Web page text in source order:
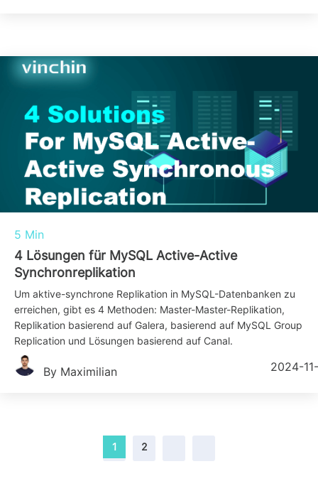
5 Min
4 Lösungen für MySQL Active-Active
Synchronreplikation
Um aktive-synchrone Replikation in MySQL-Datenbanken zu
erreichen, gibt es 4 Methoden: Master-Master-Replikation,
Replikation basierend auf Galera, basierend auf MySQL Group
Replication und Lösungen basierend auf Canal.
By Maximilian 2024-
1 2